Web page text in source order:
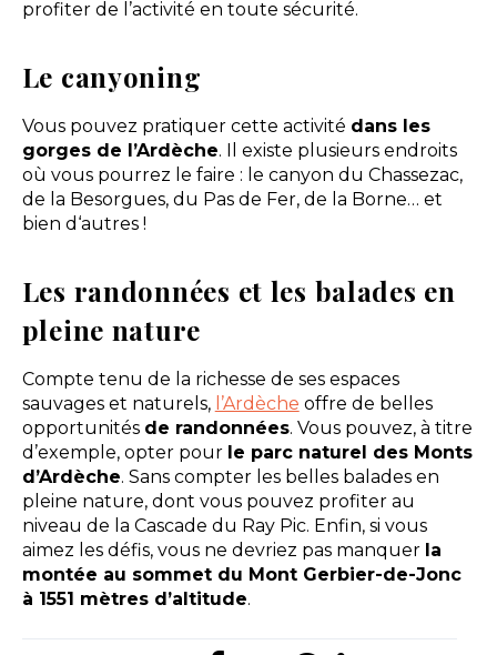
profiter de l’activité en toute sécurité.
Le canyoning
Vous pouvez pratiquer cette activité dans les
gorges de l’Ardèche. Il existe plusieurs endroits
où vous pourrez le faire : le canyon du Chassezac,
de la Besorgues, du Pas de Fer, de la Borne… et
bien d‘autres !
Les randonnées et les balades en
pleine nature
Compte tenu de la richesse de ses espaces
sauvages et naturels, l’Ardèche offre de belles
opportunités de randonnées. Vous pouvez, à titre
d’exemple, opter pour le parc naturel des Monts
d’Ardèche. Sans compter les belles balades en
pleine nature, dont vous pouvez profiter au
niveau de la Cascade du Ray Pic. Enfin, si vous
aimez les défis, vous ne devriez pas manquer la
montée au sommet du Mont Gerbier-de-Jonc
à 1551 mètres d’altitude.